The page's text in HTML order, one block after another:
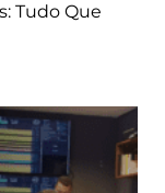
Tudo Que